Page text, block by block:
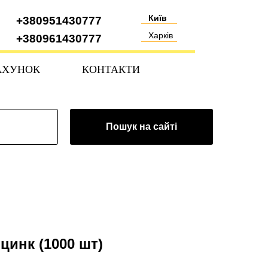
+380961430777
+380951430777
Київ
Харків
КОНТАКТИ
Пошук на сайті
(1000 шт)